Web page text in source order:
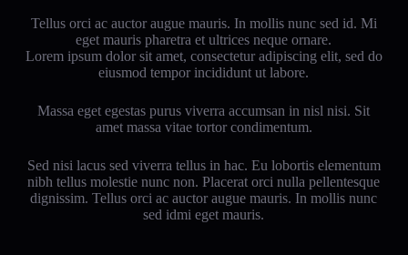
Tellus orci ac auctor augue mauris. In mollis nunc sed id. Mi
eget mauris pharetra et ultrices neque ornare.
Lorem ipsum dolor sit amet, consectetur adipiscing elit, sed do
eiusmod tempor incididunt ut labore.
Massa eget egestas purus viverra accumsan in nisl nisi. Sit
amet massa vitae tortor condimentum.
Sed nisi lacus sed viverra tellus in hac. Eu lobortis elementum
nibh tellus molestie nunc non. Placerat orci nulla pellentesque
dignissim. Tellus orci ac auctor augue mauris. In mollis nunc
sed idmi eget mauris.